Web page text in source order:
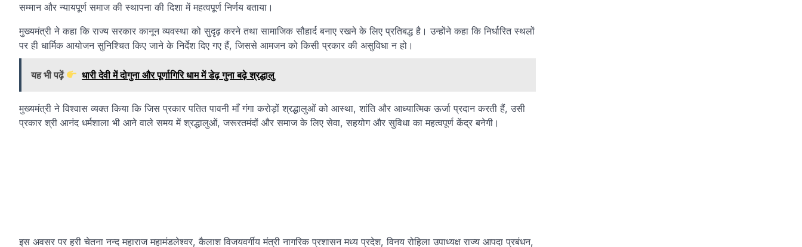
सम्मान और न्यायपूर्ण समाज की स्थापना की दिशा में महत्वपूर्ण निर्णय बताया।
मुख्यमंत्री ने कहा कि राज्य सरकार कानून व्यवस्था को सुदृढ़ करने तथा सामाजिक सौहार्द बनाए रखने के लिए प्रतिबद्ध है। उन्होंने कहा कि निर्धारित स्थलों
पर ही धार्मिक आयोजन सुनिश्चित किए जाने के निर्देश दिए गए हैं, जिससे आमजन को किसी प्रकार की असुविधा न हो।
यह भी पढ़ें धारी देवी में दोगुना और पूर्णागिरि धाम में डेढ़ गुना बढ़े श्रद्धालु
मुख्यमंत्री ने विश्वास व्यक्त किया कि जिस प्रकार पतित पावनी माँ गंगा करोड़ों श्रद्धालुओं को आस्था, शांति और आध्यात्मिक ऊर्जा प्रदान करती हैं, उसी
प्रकार श्री आनंद धर्मशाला भी आने वाले समय में श्रद्धालुओं, जरूरतमंदों और समाज के लिए सेवा, सहयोग और सुविधा का महत्वपूर्ण केंद्र बनेगी।
इस अवसर पर हरी चेतना नन्द महाराज महामंडलेश्वर, कैलाश विजयवर्गीय मंत्री नागरिक प्रशासन मध्य प्रदेश, विनय रोहिला उपाध्यक्ष राज्य आपदा प्रबंधन,